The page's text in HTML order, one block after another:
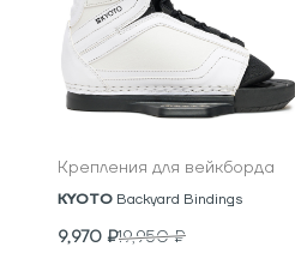
Крепления для вейкборда
KYOTO Backyard Bindings
9,970 ₽19,950₽